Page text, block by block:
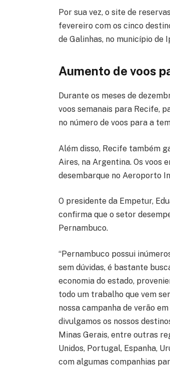
Por sua vez, o site de
fevereiro com os cinco
de Galinhas, no município de
Aumento de voos
Durante os meses de
voos semanais para Recife,
no número de voos para a
Além disso, Recife também
Aires, na Argentina. Os voos
desembarque no Aeroporto
O presidente da Empetur,
confirma que o setor
Pernambuco.
“Pernambuco possui
sem dúvidas, é bastante
economia do estado,
todo um trabalho que vem
nossa campanha de verão
divulgamos os nossos
Minas Gerais, entre outras
Unidos, Portugal, Espanha,
com algumas companhias